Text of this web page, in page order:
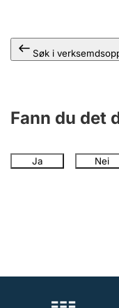
Søk i
Fann du det
Ja Nei